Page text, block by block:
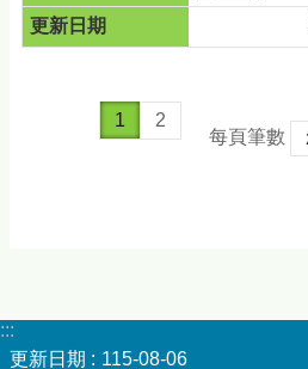
1
2
每頁筆數
:::
更新日期
115-08-06